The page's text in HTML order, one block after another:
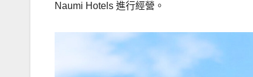
Naumi Hotels 進行經營。